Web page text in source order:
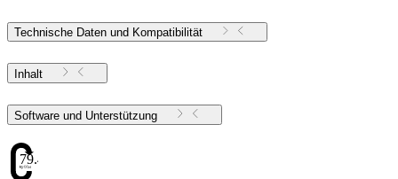
Technische Daten und Kompatibilität
Inhalt
Software und Unterstützung
79.48